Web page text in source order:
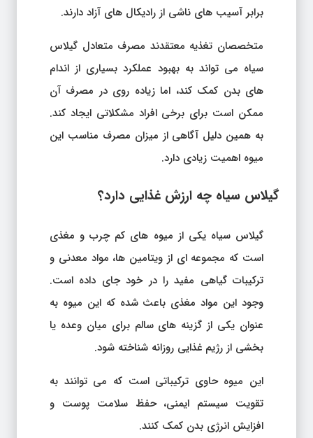
برابر آسیب های ناشی از رادیکال های آزاد دارند.
متخصصان تغذیه معتقدند مصرف متعادل گیلاس
سیاه می تواند به بهبود عملکرد بسیاری از اندام
های بدن کمک کند، اما زیاده روی در مصرف آن
ممکن است برای برخی افراد مشکلاتی ایجاد کند.
به همین دلیل آگاهی از میزان مصرف مناسب این
میوه اهمیت زیادی دارد.
گیلاس سیاه چه ارزش غذایی دارد؟
گیلاس سیاه یکی از میوه های کم چرب و مغذی
است که مجموعه ای از ویتامین ها، مواد معدنی و
ترکیبات گیاهی مفید را در خود جای داده است.
وجود این مواد مغذی باعث شده که این میوه به
عنوان یکی از گزینه های سالم برای میان وعده یا
بخشی از رژیم غذایی روزانه شناخته شود.
این میوه حاوی ترکیباتی است که می توانند به
تقویت سیستم ایمنی، حفظ سلامت پوست و
افزایش انرژی بدن کمک کنند.